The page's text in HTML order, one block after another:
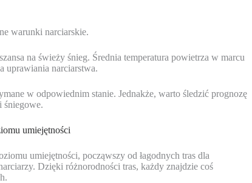
warunki narciarskie.
na świeży śnieg. Średnia temperatura powietrza w marcu
uprawiania narciarstwa.
w odpowiednim stanie. Jednakże, warto śledzić prognozę
śniegowe.
umiejętności
umiejętności, począwszy od łagodnych tras dla
Dzięki różnorodności tras, każdy znajdzie coś